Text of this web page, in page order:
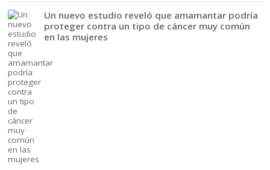
Un nuevo estudio reveló que amamantar podría
proteger contra un tipo de cáncer muy común
en las mujeres